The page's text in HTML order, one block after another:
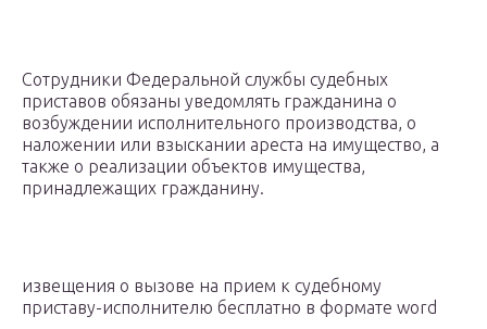
Сотрудники Федеральной службы судебных
приставов обязаны уведомлять гражданина о
возбуждении исполнительного производства, о
наложении или взыскании ареста на имущество, а
также о реализации объектов имущества,
принадлежащих гражданину.
извещения о вызове на прием к судебному
приставу-исполнителю бесплатно в формате word